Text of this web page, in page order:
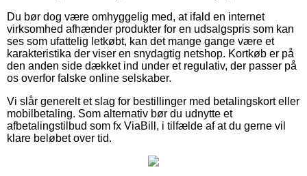
Du bør dog være omhyggelig med, at ifald en internet
virksomhed afhænder produkter for en udsalgspris som kan
ses som ufattelig letkøbt, kan det mange gange være et
karakteristika der viser en snydagtig netshop. Kortkøb er på
den anden side dækket ind under et regulativ, der passer på
os overfor falske online selskaber.
Vi slår generelt et slag for bestillinger med betalingskort eller
mobilbetaling. Som alternativ bør du udnytte et
afbetalingstilbud som fx ViaBill, i tilfælde af at du gerne vil
klare beløbet over tid.